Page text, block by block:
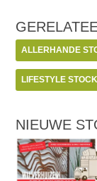
ALLERHANDE
LIFESTYLE
NIEUWE